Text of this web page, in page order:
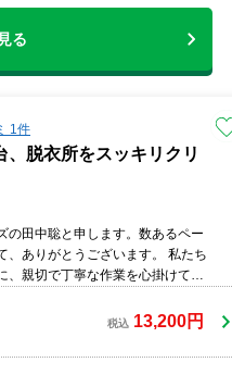
る
1件
、脱衣所をスッキリクリ
の田中聡と申します。数あるペー
、ありがとうございます。 私たち
、親切で丁寧な作業を心掛けてい
綺麗にさせていただきます。何卒
税込 13,200円